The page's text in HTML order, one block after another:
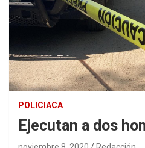
POLICIACA
Ejecutan a dos